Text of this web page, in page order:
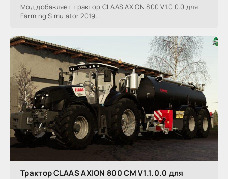
Мод добавляет трактор CLAAS AXION 800 V1.0.0.0 для
Farming Simulator 2019.
Трактор CLAAS AXION 800 CM V1.1.0.0 для